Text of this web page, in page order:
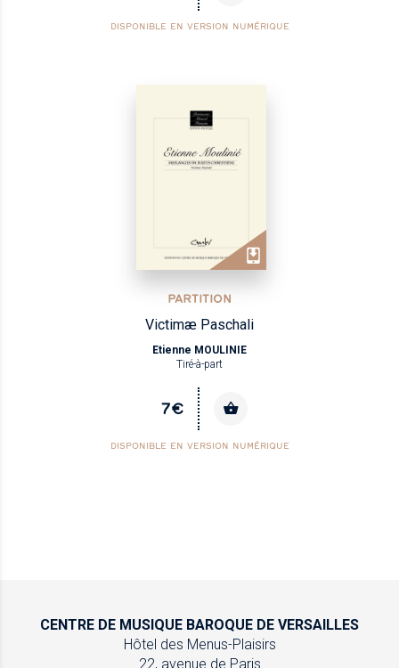
DISPONIBLE EN VERSION NUMÉRIQUE
PARTITION
Victimæ Paschali
Etienne MOULINIE
Tiré-à-part
7€
DISPONIBLE EN VERSION NUMÉRIQUE
CENTRE DE MUSIQUE BAROQUE DE VERSAILLES
Hôtel des Menus-Plaisirs
22, avenue de Paris